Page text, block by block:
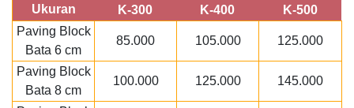
Ukuran
K-300
K-400
K-500
Paving Block
Bata 6 cm
85.000 105.000 125.000
Paving Block
Bata 8 cm
100.000 125.000 145.000